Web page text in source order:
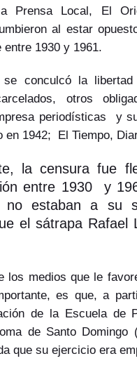
a Prensa Local, El
al estar
1930 y 1961.
conculcó la
otros
periodísticas y
en 1942; El Tiempo,
la censura fue
entre 1930 y
no estaban a su
el sátrapa Rafael
los medios que le
es que, a
de la Escuela de
de Santo
que su ejercicio era